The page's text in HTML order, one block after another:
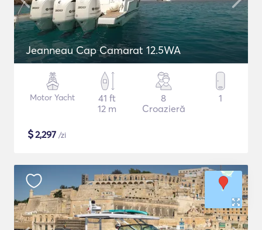
Jeanneau Cap Camarat 12.5WA
Motor Yacht
41 ft
12 m
8
Croazieră
1
$2,297 /zi